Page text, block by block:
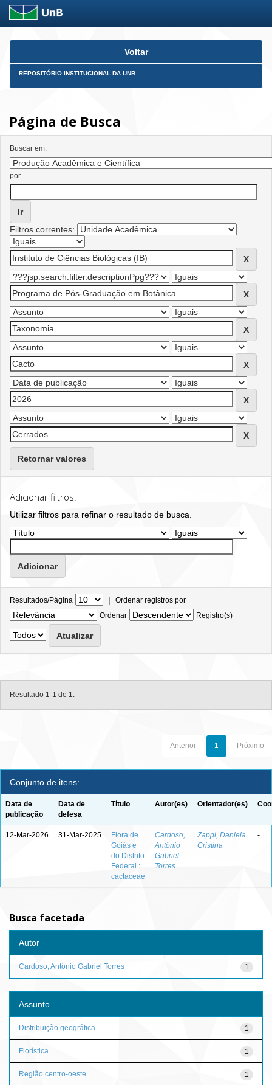
Skip
Voltar
REPOSITÓRIO INSTITUCIONAL DA UNB
Página de Busca
Buscar em:
por
Filtros correntes:
Retornar valores
Adicionar filtros:
Utilizar filtros para refinar o resultado de busca.
Resultados/Página | Ordenar registros por
Ordenar
Registro(s)
Resultado 1-1 de 1.
Anterior 1 Próximo
Conjunto de itens:
Data de
publicação
Data de
defesa
Título Autor(es) Orientador(es)
12-Mar-2026 31-Mar-2025
Flora de
Goiás e
do Distrito
Federal :
cactaceae
Cardoso,
Antônio
Gabriel
Torres
Zappi, Daniela
Cristina
-
Busca facetada
Autor
1
Cardoso, Antônio Gabriel Torres
Assunto
1
Distribuição geográfica
1
Florística
1
Região centro-oeste